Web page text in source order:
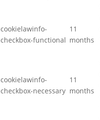
cookielawinfo-
checkbox-functional
11
months
cookielawinfo-
checkbox-necessary
11
months